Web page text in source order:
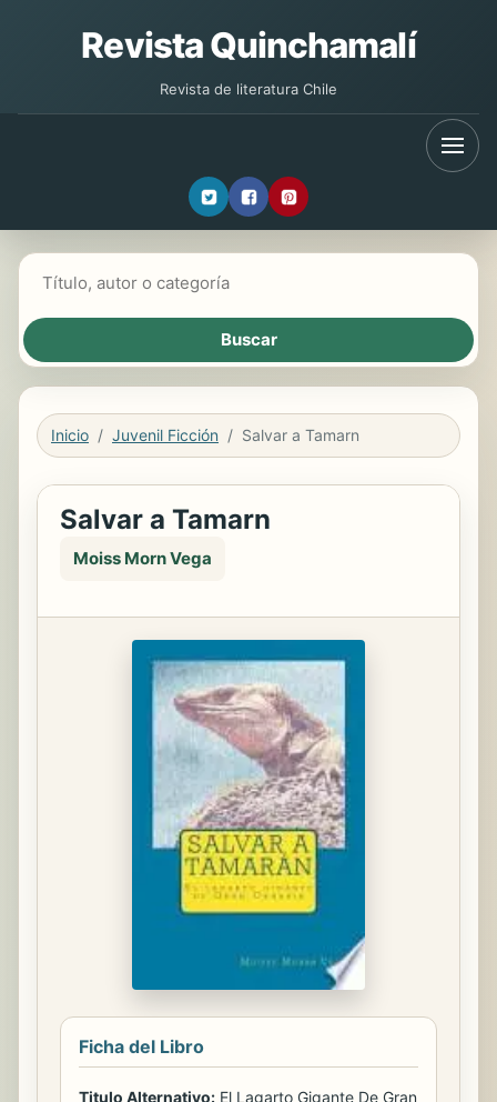
Revista Quinchamalí
Revista de literatura Chile
Inicio Juvenil Ficción Salvar a Tamarn
Salvar a Tamarn
Moiss Morn Vega
Ficha del Libro
Titulo Alternativo: El Lagarto Gigante De Gran